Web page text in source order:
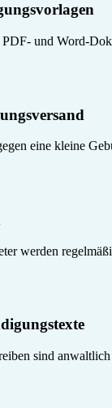
und Word-
eine kleine
werden
sind